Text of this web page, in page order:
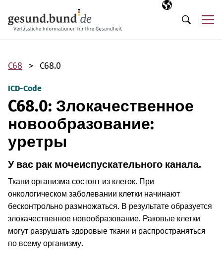
Выбранный
RU
Поиск
C68 C68.0
ICD-Code
C68.0: Злокачественное
новообразование:
уретры
У вас рак мочеиспускательного канала.
Ткани организма состоят из клеток. При
онкологическом заболевании клетки начинают
бесконтрольно размножаться. В результате образуется
злокачественное новообразование. Раковые клетки
могут разрушать здоровые ткани и распространяться
по всему организму.